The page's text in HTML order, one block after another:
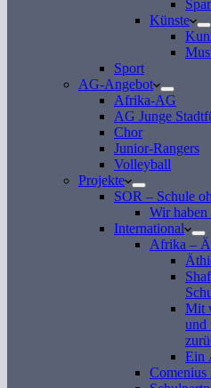
Künste
Sport
AG-Angebot
Afrika-AG
AG Junge
Chor
Junior-Rangers
Volleyball
Projekte
SOR – Schule
Wir haben
International
Afrika –
Mit
und
Ein
Comenius